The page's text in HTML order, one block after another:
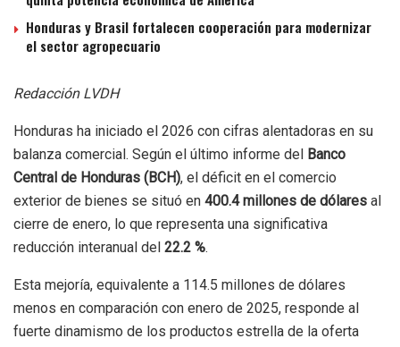
Honduras y Brasil fortalecen cooperación para modernizar
el sector agropecuario
Redacción LVDH
Honduras ha iniciado el 2026 con cifras alentadoras en su
balanza comercial. Según el último informe del
Banco
Central de Honduras (BCH), el déficit en el comercio
exterior de bienes se situó en 400.4 millones de dólares al
cierre de enero, lo que representa una significativa
reducción interanual del 22.2 %.
Esta mejoría, equivalente a 114.5 millones de dólares
menos en comparación con enero de 2025, responde al
fuerte dinamismo de los productos estrella de la oferta